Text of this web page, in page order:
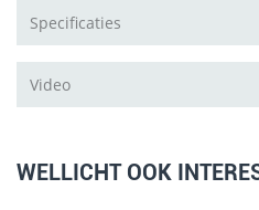
Specificaties
Video
WELLICHT OOK